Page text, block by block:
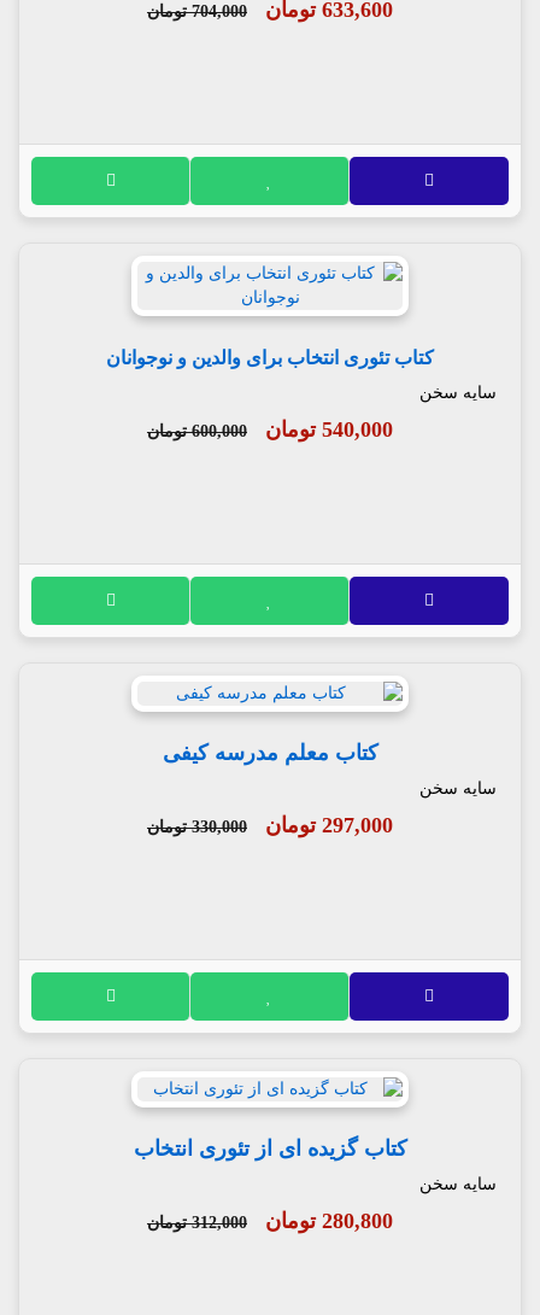
633,600 تومان 704,000 تومان
کتاب تئوری انتخاب برای والدین و نوجوانان
سایه سخن
540,000 تومان 600,000 تومان
کتاب معلم مدرسه کیفی
سایه سخن
297,000 تومان 330,000 تومان
کتاب گزیده ای از تئوری انتخاب
سایه سخن
280,800 تومان 312,000 تومان